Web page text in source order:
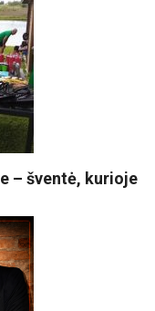
– šventė, kurioje